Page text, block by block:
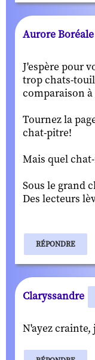
Aurore Boréale
J'espère pour
trop chats-
comparaison
Tournez la
chat-pitre!
Mais quel
Sous le grand
Des lecteurs
RÉPONDRE
Claryssandre
N'ayez